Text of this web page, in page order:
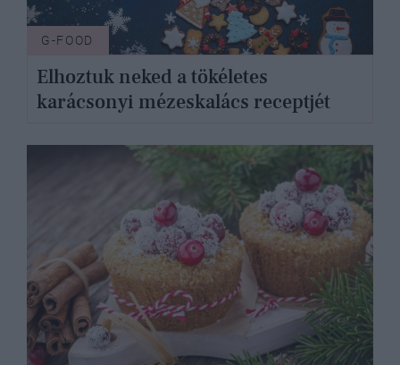
G-FOOD
Elhoztuk neked a tökéletes
karácsonyi mézeskalács receptjét